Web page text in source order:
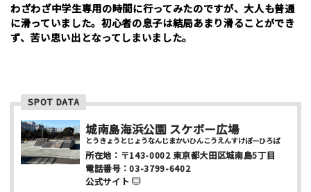
ご注意事項
・一方的な誹謗中傷の内容は掲載いたしかねます。
わざわざ中学生専用の時間に行ってみたのですが、大人も普通
に滑っていました。初心者の息子は結局あまり滑ることができ
ず、苦い思い出となってしまいました。
SPOT DATA
城南島海浜公園 スケボー広場
とうきょうとじょうなんじまかいひんこうえんすけぼーひろば
所在地： 〒143-0002東京都大田区城南島5丁目
電話番号：03-3799-6402
公式サイト